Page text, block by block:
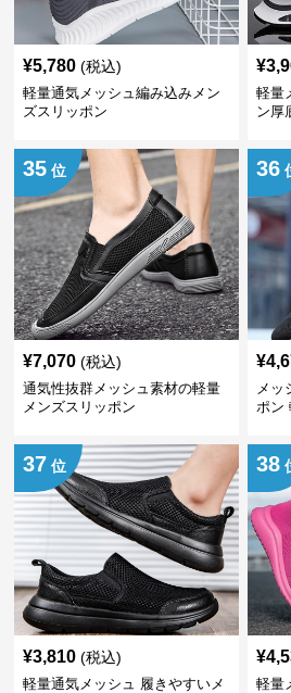
¥5,780 (税込)
軽量通気メッシュ編み込みメン
ズスリッポン
¥
軽量
ン厚
35 位
¥7,070 (税込)
通気性抜群メッシュ素材の軽量
メンズスリッポン
36
¥
メッ
ポン
37 位
¥3,810 (税込)
軽量通気メッシュ 履きやすいメ
38
¥
軽量